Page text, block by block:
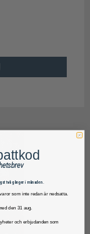
två gånger i månaden.
som inte redan är nedsatta.
den 31 aug.
och erbjudanden som